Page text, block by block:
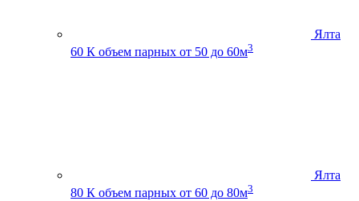
Ялта
60 К объем парных от 50 до 60м3
Ялта
80 К объем парных от 60 до 80м3